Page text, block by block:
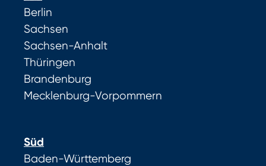
Berlin
Sachsen
Sachsen-Anhalt
Thüringen
Brandenburg
Mecklenburg-Vorpommern
Süd
Baden-Württemberg